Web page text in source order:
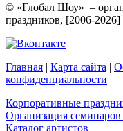
© «Глобал Шоу» –
праздников, [2006-2026]
Главная | Карта сайта |
конфиденциальности
Корпоративные
Организация
Каталог артистов